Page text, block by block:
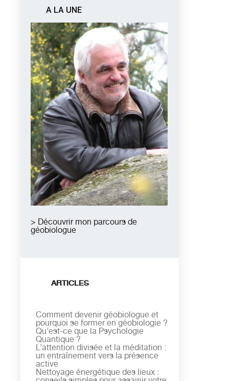
A LA UNE
> Découvrir mon parcours de
géobiologue
ARTICLES
Comment devenir géobiologue et
pourquoi se former en géobiologie ?
Qu'est-ce que la Psychologie
Quantique ?
L’attention divisée et la méditation :
un entraînement vers la présence
active
Nettoyage énergétique des lieux :